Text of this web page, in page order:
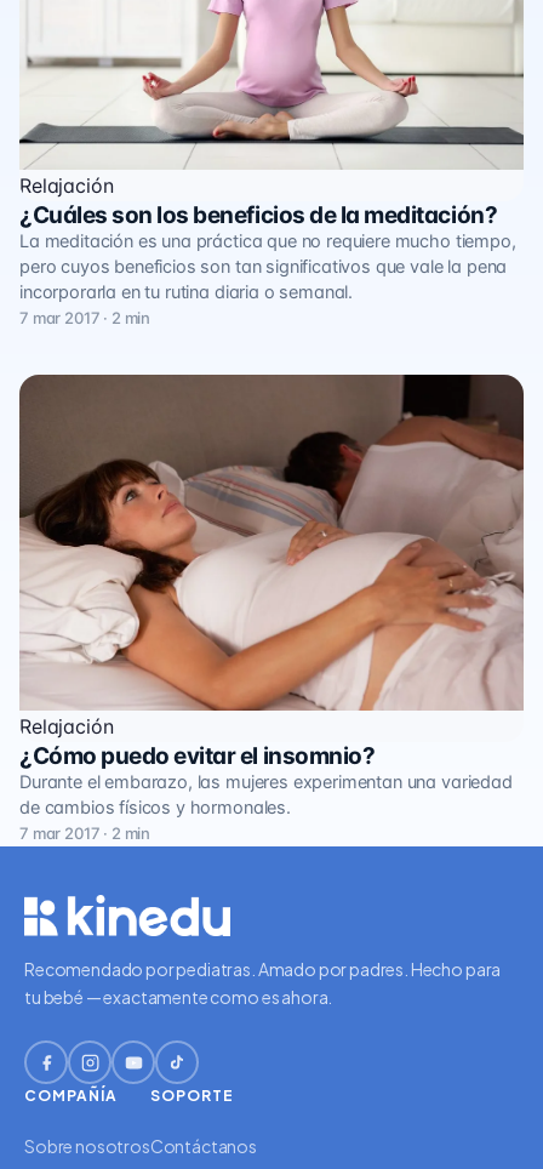
Relajación
¿Cuáles son los beneficios de la meditación?
La meditación es una práctica que no requiere mucho tiempo,
pero cuyos beneficios son tan significativos que vale la pena
incorporarla en tu rutina diaria o semanal.
7 mar 2017 · 2 min
Relajación
¿Cómo puedo evitar el insomnio?
Durante el embarazo, las mujeres experimentan una variedad
de cambios físicos y hormonales.
7 mar 2017 · 2 min
Recomendado por pediatras. Amado por padres. Hecho para
tu bebé — exactamente como es ahora.
COMPAÑÍA
Sobre nosotros
SOPORTE
Contáctanos